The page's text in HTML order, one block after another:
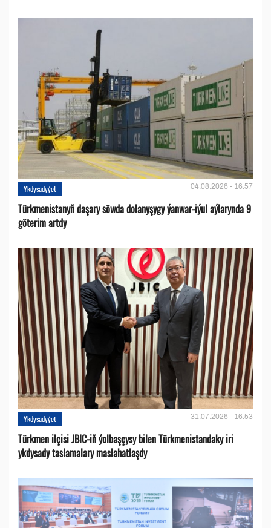
Ykdysadyýet 04.08.2026 - 16:57
Türkmenistanyň daşary söwda dolanyşygy ýanwar-iýul aýlarynda 9
göterim artdy
Ykdysadyýet 31.07.2026 - 16:53
Türkmen ilçisi JBIC-iň ýolbaşçysy bilen Türkmenistandaky iri
ykdysady taslamalary maslahatlaşdy